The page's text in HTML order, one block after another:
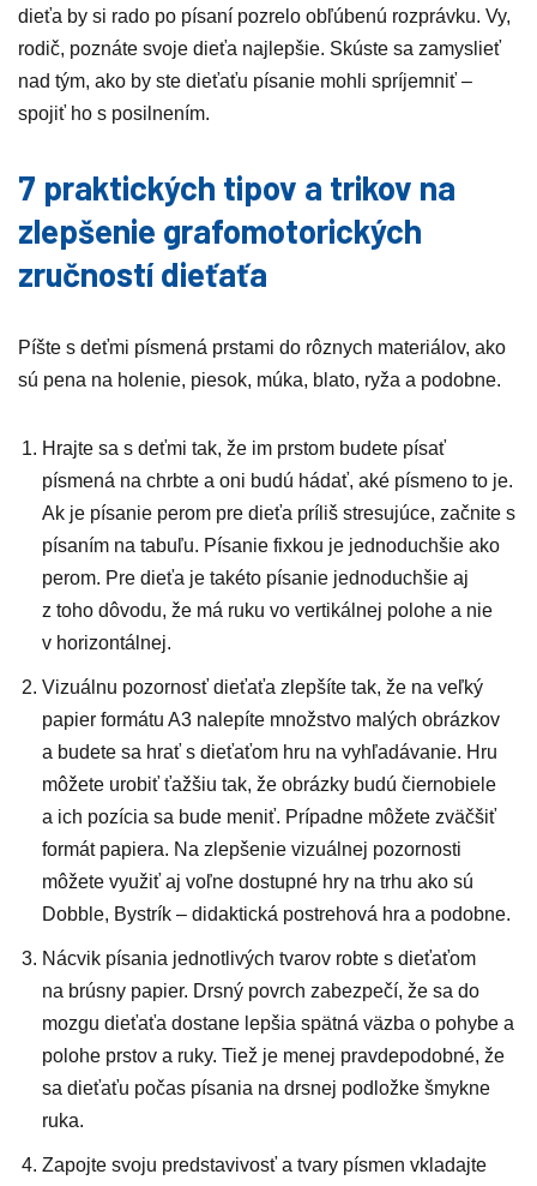
dieťa by si rado po písaní pozrelo obľúbenú rozprávku. Vy,
rodič, poznáte svoje dieťa najlepšie. Skúste sa zamyslieť
nad tým, ako by ste dieťaťu písanie mohli spríjemniť –
spojiť ho s posilnením.
7 praktických tipov a trikov na
zlepšenie grafomotorických
zručností dieťaťa
Píšte s deťmi písmená prstami do rôznych materiálov, ako
sú pena na holenie, piesok, múka, blato, ryža a podobne.
Hrajte sa s deťmi tak, že im prstom budete písať
písmená na chrbte a oni budú hádať, aké písmeno to je.
Ak je písanie perom pre dieťa príliš stresujúce, začnite s
písaním na tabuľu. Písanie fixkou je jednoduchšie ako
perom. Pre dieťa je takéto písanie jednoduchšie aj
z toho dôvodu, že má ruku vo vertikálnej polohe a nie
v horizontálnej.
Vizuálnu pozornosť dieťaťa zlepšíte tak, že na veľký
papier formátu A3 nalepíte množstvo malých obrázkov
a budete sa hrať s dieťaťom hru na vyhľadávanie. Hru
môžete urobiť ťažšiu tak, že obrázky budú čiernobiele
a ich pozícia sa bude meniť. Prípadne môžete zväčšiť
formát papiera. Na zlepšenie vizuálnej pozornosti
môžete využiť aj voľne dostupné hry na trhu ako sú
Dobble, Bystrík – didaktická postrehová hra a podobne.
Nácvik písania jednotlivých tvarov robte s dieťaťom
na brúsny papier. Drsný povrch zabezpečí, že sa do
mozgu dieťaťa dostane lepšia spätná väzba o pohybe a
polohe prstov a ruky. Tiež je menej pravdepodobné, že
sa dieťaťu počas písania na drsnej podložke šmykne
ruka.
Zapojte svoju predstavivosť a tvary písmen vkladajte